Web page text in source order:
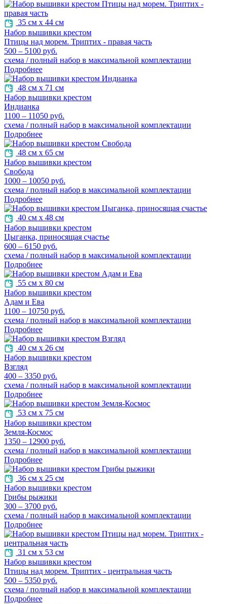
35 см х 44 см
Набор вышивки крестом
Птицы над морем. Триптих - правая часть
500 – 5100 руб.
схема / полный набор в максимальной комплектации
Подробнее
48 см х 71 см
Набор вышивки крестом
Индианка
1100 – 11050 руб.
схема / полный набор в максимальной комплектации
Подробнее
48 см х 65 см
Набор вышивки крестом
Свобода
1000 – 10050 руб.
схема / полный набор в максимальной комплектации
Подробнее
40 см х 48 см
Набор вышивки крестом
Цыганка, приносящая счастье
600 – 6150 руб.
схема / полный набор в максимальной комплектации
Подробнее
55 см х 80 см
Набор вышивки крестом
Адам и Ева
1100 – 10750 руб.
схема / полный набор в максимальной комплектации
Подробнее
40 см х 26 см
Набор вышивки крестом
Взгляд
400 – 3350 руб.
схема / полный набор в максимальной комплектации
Подробнее
53 см х 75 см
Набор вышивки крестом
Земля-Космос
1350 – 12900 руб.
схема / полный набор в максимальной комплектации
Подробнее
36 см х 25 см
Набор вышивки крестом
Грибы рыжики
300 – 3700 руб.
схема / полный набор в максимальной комплектации
Подробнее
31 см х 53 см
Набор вышивки крестом
Птицы над морем. Триптих - центральная часть
500 – 5350 руб.
схема / полный набор в максимальной комплектации
Подробнее